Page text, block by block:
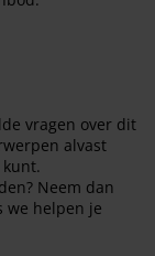
vragen over dit
alvast
Neem dan
we helpen je